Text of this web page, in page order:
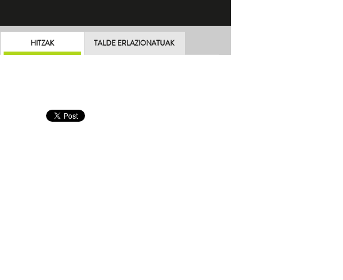
HITZAK TALDE ERLAZIONATUAK